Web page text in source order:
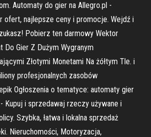
Automaty do gier na Allegro.pl -
ofert, najlepsze ceny i promocje. Wejdź i
Pobierz ten darmowy Wektor
Gier Z Dużym Wygranym
Złotymi Monetami Na żółtym Tle. i
profesjonalnych zasobów
Ogłoszenia o tematyce: automaty gier
Kupuj i sprzedawaj rzeczy używane i
Szybka, łatwa i lokalna sprzedaż
Nieruchomości, Motoryzacja,